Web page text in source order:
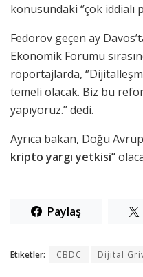
konusundaki ‘’çok iddialı
Fedorov geçen ay
Ekonomik Forumu
röportajlarda,
temeli olacak. Biz bu
yapıyoruz.’’ dedi.
Ayrıca bakan, Doğu
kripto yargı yetkisi’’
Paylaş
Etiketler: CBDC Dijital